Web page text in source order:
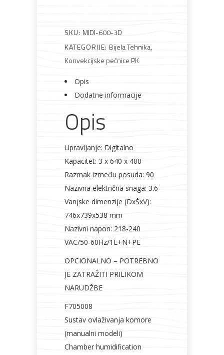
Metalna
galanterija
ElektromaterijalVijčana
roba
SKU: MIDI-600-3D
KATEGORIJE: Bijela Tehnika,
Konvekcijske pećnice PK
Opis
Dodatne informacije
Opis
Upravljanje: Digitalno
Kapacitet: 3 x 640 x 400
Razmak između posuda: 90
Nazivna električna snaga: 3.6
Vanjske dimenzije (DxŠxV):
746x739x538 mm
Nazivni napon: 218-240
VAC/50-60Hz/1L+N+PE
OPCIONALNO – POTREBNO
JE ZATRAŽITI PRILIKOM
NARUDŽBE
F705008
Sustav ovlaživanja komore
(manualni modeli)
Chamber humidification